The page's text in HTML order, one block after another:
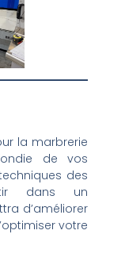
la marbrerie
de vos
des
dans un
d’améliorer
votre